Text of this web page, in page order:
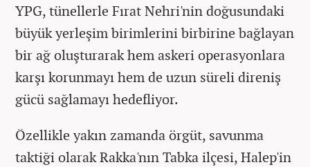
YPG, tünellerle Fırat Nehri'nin doğusundaki
büyük yerleşim birimlerini birbirine bağlayan
bir ağ oluşturarak hem askeri operasyonlara
karşı korunmayı hem de uzun süreli direniş
gücü sağlamayı hedefliyor.
Özellikle yakın zamanda örgüt, savunma
taktiği olarak Rakka'nın Tabka ilçesi, Halep'in